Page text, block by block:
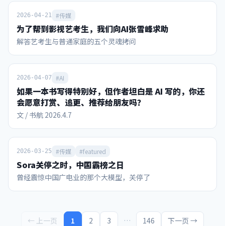
110亿美元修订至130亿美元，较上周期增长超70%。决赛前
夜，因凡蒂诺向211个会员协会代表宣布，本周期收入有望突
破150亿美元。 其中，本届世界杯所在的2026财年收入预算约
89.11亿美元，而福布斯按实际表现估算的本届世界杯收入可
达101.84亿美元（含转播权39亿、票务/款待超30亿、赞助28
入为75.7亿美元。 下面首先从这里面的赞助商收入开始看。
本届世界杯有16个全球赞助席位，今年3月下旬售罄，创单届
体育赛事赞助收入纪录。赞助商可以使用世界杯名义进行产品
宣传营销，这种特许权益给国际足联带来的总收入，从俄罗斯
世界杯的16.6亿美元暴增到今年的28亿美元。 FIFA合作伙伴
ADI Predictstreet。每家合作伙伴平均4年周期约支付2亿美
元，沙特阿美、阿迪、可口可乐的签约价更高达约4亿美元。
FIFA世界杯赞助商（第二级）包括百威、美国银行、乐事、海
持者”计划，16个主办城市每个最多可签约10家本地赞助商。
2026-04-21 #传媒
为了帮到影视艺考生，我们向AI张雪峰求助
解答艺考生与普通家庭的五个灵魂拷问
2026-04-07 #AI
如果一本书写得特别好，但作者坦白是 AI 写的，你还
会愿意打赏、追更、推荐给朋友吗？
文 / 书航 2026.4.7
2026-03-25 #传媒 #featured
Sora关停之时，中国霸榜之日
曾经震惊中国广电业的那个大模型，关停了
← 上一页 1 2 3 … 146 下一页 →